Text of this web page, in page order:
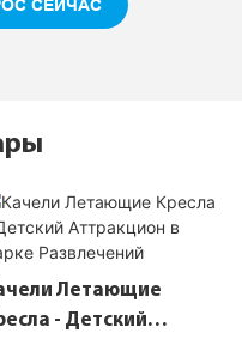
СЕЙЧАС
Летающие
- Детский